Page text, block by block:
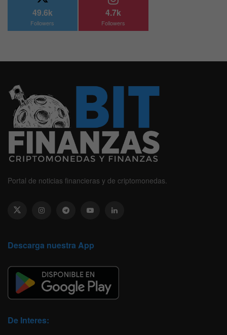
49.6k
Followers
4.7k
Followers
Portal de noticias financieras y de criptomonedas.
Descarga nuestra App
De Interes: